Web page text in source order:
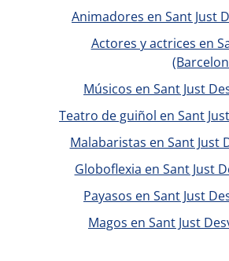
Animadores en Sant Just
Actores y actrices en
Músicos en Sant Just
Teatro de guiñol en Sant
Malabaristas en Sant Just
Globoflexia en Sant Just
Payasos en Sant Just
Magos en Sant Just